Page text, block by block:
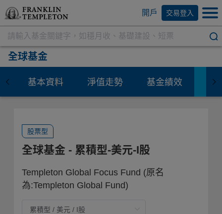
開戶 交易登入
全球基金
基本資料 淨值走勢 基金績效 資
股票型
全球基金 - 累積型-美元-I股
Templeton Global Focus Fund (原名
為:Templeton Global Fund)